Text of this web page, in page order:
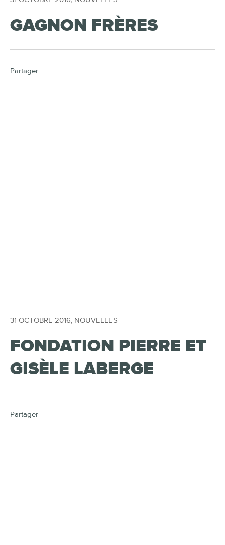
GAGNON FRÈRES
Partager
31 OCTOBRE 2016, NOUVELLES
FONDATION PIERRE ET
GISÈLE LABERGE
Partager